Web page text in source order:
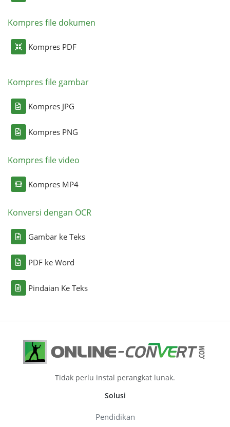
Kompres file dokumen
Kompres PDF
Kompres file gambar
Kompres JPG
Kompres PNG
Kompres file video
Kompres MP4
Konversi dengan OCR
Gambar ke Teks
PDF ke Word
Pindaian Ke Teks
Tidak perlu instal perangkat lunak.
Solusi
Pendidikan